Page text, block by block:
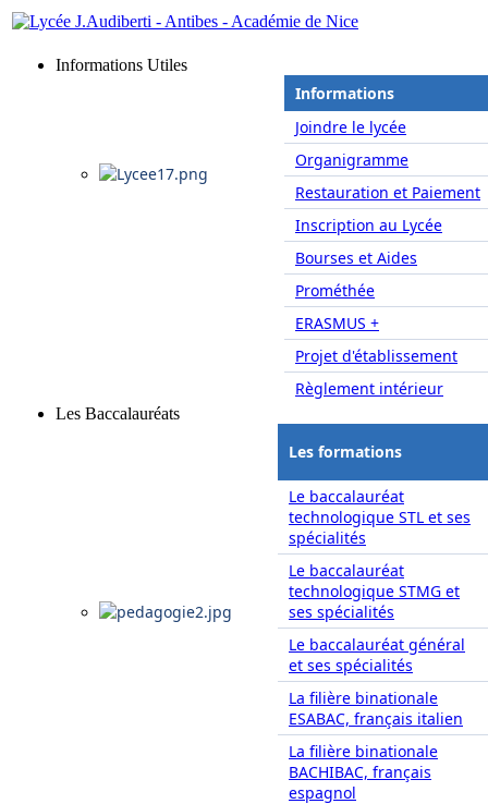
Informations Utiles
Informations
Joindre le lycée
Organigramme
Restauration et Paiement
Inscription au Lycée
Bourses et Aides
Prométhée
ERASMUS +
Projet d'établissement
Règlement intérieur
Les Baccalauréats
Les formations
Le baccalauréat
technologique STL et ses
spécialités
Le baccalauréat
technologique STMG et
ses spécialités
Le baccalauréat général
et ses spécialités
La filière binationale
ESABAC, français italien
La filière binationale
BACHIBAC, français
espagnol